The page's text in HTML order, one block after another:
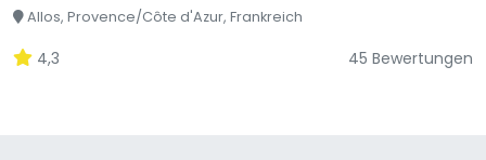
Allos, Provence/Côte d'Azur, Frankreich
4,3 45 Bewertungen